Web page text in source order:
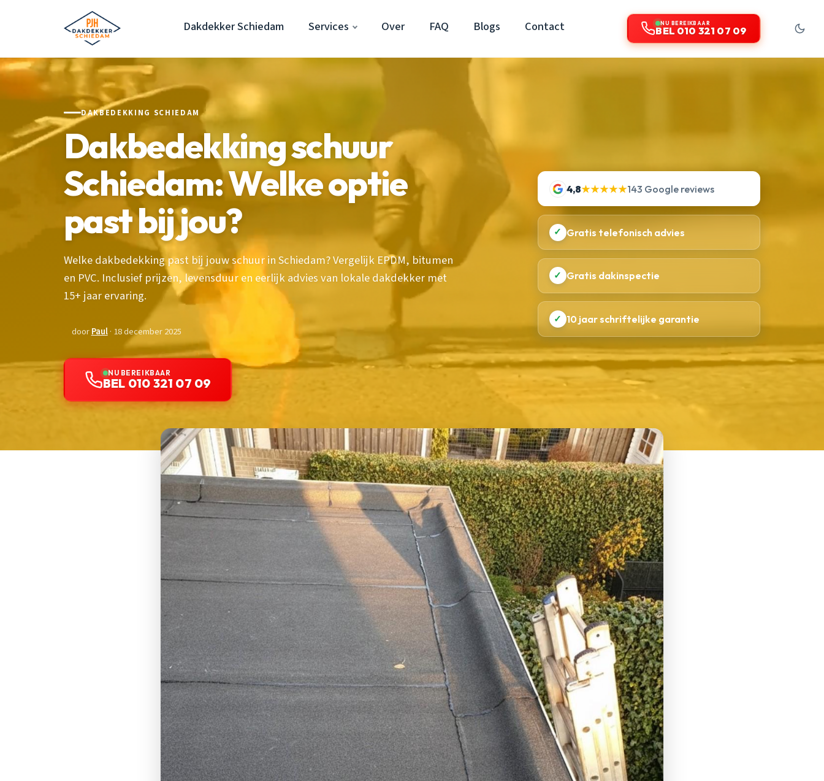
Dakdekker Schiedam Services Over FAQ Blogs Contact NU BEREIKBAAR
BEL 010 321 07 09
DAKBEDEKKING SCHIEDAM
Dakbedekking schuur
Schiedam: Welke optie
past bij jou?
Welke dakbedekking past bij jouw schuur in Schiedam? Vergelijk EPDM, bitumen
en PVC. Inclusief prijzen, levensduur en eerlijk advies van lokale dakdekker met
15+ jaar ervaring.
doorPaul· 18 december 2025
NU BEREIKBAAR
BEL 010 321 07 09
4,8★★★★★143 Google reviews
✓ Gratis telefonisch advies
✓ Gratis dakinspectie
✓ 10 jaar schriftelijke garantie